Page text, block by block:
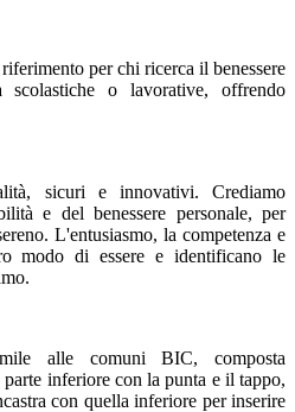
per chi ricerca il benessere
scolastiche o lavorative, offrendo
sicuri e innovativi. Crediamo
e del benessere personale, per
L'entusiasmo, la competenza e
modo di essere e identificano le
alle comuni BIC, composta
inferiore con la punta e il tappo,
con quella inferiore per inserire